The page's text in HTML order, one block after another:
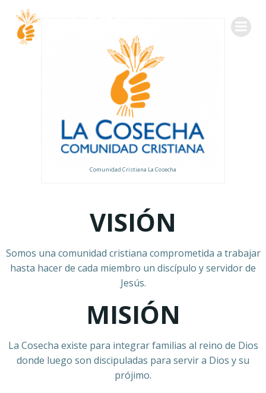
Comunidad Cristiana La Cosecha
VISIÓN
Somos una comunidad cristiana comprometida a trabajar
hasta hacer de cada miembro un discípulo y servidor de
Jesús.
MISIÓN
La Cosecha existe para integrar familias al reino de Dios
donde luego son discipuladas para servir a Dios y su
prójimo.